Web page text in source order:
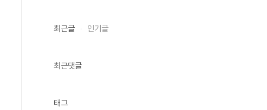
최근글 인기글
최근댓글
태그